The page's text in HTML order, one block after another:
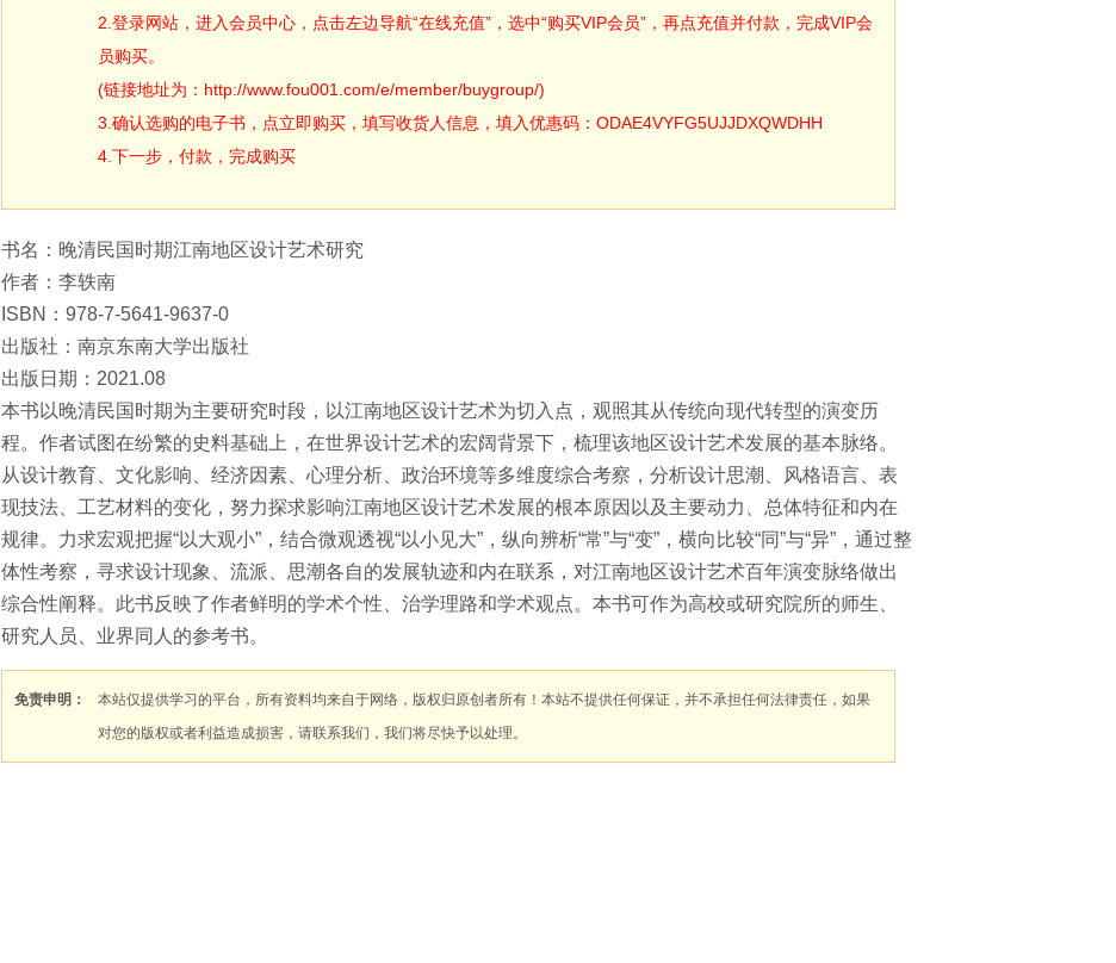
2.登录网站，进入会员中心，点击左边导航“在线充值”，选中“购买VIP会员”，再点充值并付款，完成VIP会
员购买。
(链接地址为：http://www.fou001.com/e/member/buygroup/)
3.确认选购的电子书，点立即购买，填写收货人信息，填入优惠码：ODAE4VYFG5UJJDXQWDHH
4.下一步，付款，完成购买
书名：晚清民国时期江南地区设计艺术研究
作者：李轶南
ISBN：978-7-5641-9637-0
出版社：南京东南大学出版社
出版日期：2021.08
本书以晚清民国时期为主要研究时段，以江南地区设计艺术为切入点，观照其从传统向现代转型的演变历
程。作者试图在纷繁的史料基础上，在世界设计艺术的宏阔背景下，梳理该地区设计艺术发展的基本脉络。
从设计教育、文化影响、经济因素、心理分析、政治环境等多维度综合考察，分析设计思潮、风格语言、表
现技法、工艺材料的变化，努力探求影响江南地区设计艺术发展的根本原因以及主要动力、总体特征和内在
规律。力求宏观把握“以大观小”，结合微观透视“以小见大”，纵向辨析“常”与“变”，横向比较“同”与“异”，通过整
体性考察，寻求设计现象、流派、思潮各自的发展轨迹和内在联系，对江南地区设计艺术百年演变脉络做出
综合性阐释。此书反映了作者鲜明的学术个性、治学理路和学术观点。本书可作为高校或研究院所的师生、
研究人员、业界同人的参考书。
免责申明：
本站仅提供学习的平台，所有资料均来自于网络，版权归原创者所有！本站不提供任何保证，并不承担任何法律责任，如果
对您的版权或者利益造成损害，请联系我们，我们将尽快予以处理。